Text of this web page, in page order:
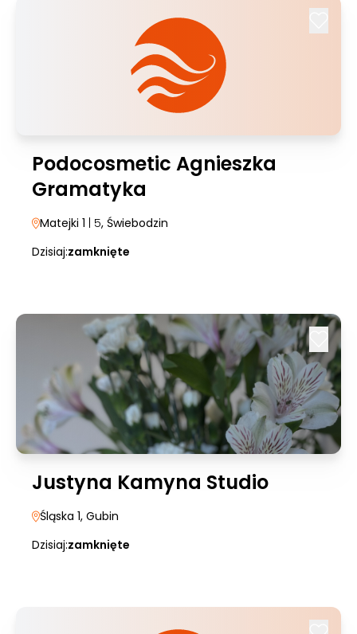
Podocosmetic Agnieszka
Gramatyka
Matejki 1 | 5, Świebodzin
Dzisiaj:zamknięte
Justyna Kamyna Studio
Śląska 1, Gubin
Dzisiaj:zamknięte